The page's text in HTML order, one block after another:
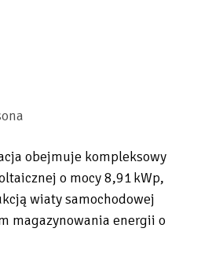
obejmuje kompleksowy
o mocy8,91 kWp,
wiaty samochodowej
magazynowania energii o